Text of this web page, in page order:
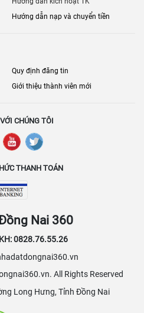
Hướng dẫn nạp và chuyển tiền
Quy định đăng tin
Giới thiệu thành viên mới
CHÚNG TÔI
THANH TOÁN
Nai 360
0828.76.55.26
All Rights Reserved
Long Hưng, Tỉnh Đồng Nai